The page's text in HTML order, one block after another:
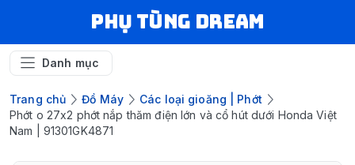
Phụ Tùng Dream
Danh mục
Trang chủ Đồ Máy
Các loại gioăng | Phớt
Phớt o 27x2 phớt nắp thăm điện lớn và cổ hút dưới Honda Việt
Nam | 91301GK4871